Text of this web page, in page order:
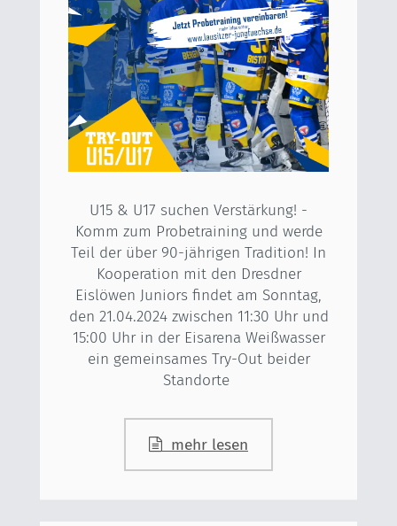
U15 & U17 suchen Verstärkung! -
Komm zum Probetraining und werde
Teil der über 90-jährigen Tradition! In
Kooperation mit den Dresdner
Eislöwen Juniors findet am Sonntag,
den 21.04.2024 zwischen 11:30 Uhr und
15:00 Uhr in der Eisarena Weißwasser
ein gemeinsames Try-Out beider
Standorte
mehr lesen